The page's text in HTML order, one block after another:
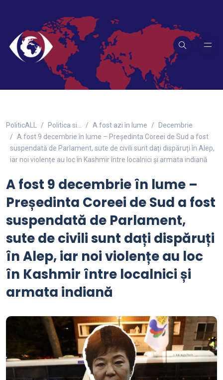
PoliticALL Politica si… A fost azi în lume
Decembrie
A fost 9 decembrie în lume – Președinta Coreei de Sud a fost
suspendată de Parlament, sute de civili sunt dați dispăruți în Alep,
iar noi violențe au loc în Kashmir între localnici și armata indiană
A fost 9 decembrie în lume –
Președinta Coreei de Sud a fost
suspendată de Parlament,
sute de civili sunt dați dispăruți
în Alep, iar noi violențe au loc
în Kashmir între localnici și
armata indiană